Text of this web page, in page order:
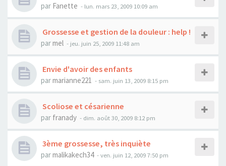
par Fanette - lun. mars 23, 2009 10:09 am
Grossesse et gestion de la douleur : help !
parmel - jeu. juin 25, 2009 11:48 am
Envie d'avoir des enfants
parmarianne221 - sam. juin 13, 2009 8:15 pm
Scoliose et césarienne
par franady - dim. août 30, 2009 8:12 pm
3ème grossesse, très inquiète
parmalikakech34 - ven. juin 12, 2009 7:50 pm